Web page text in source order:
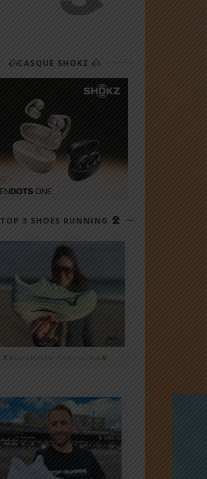
CASQUE SHOKZ
TOP 3 SHOES RUNNING 🛣
Mizuno Rebellion Pro 3 chez i-Run